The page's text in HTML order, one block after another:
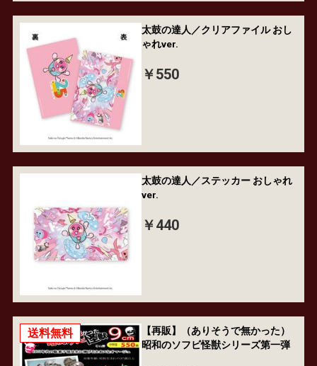
太鼓の達人／クリアファイル おし
ゃれver.
￥550
太鼓の達人／ステッカー おしゃれ
ver.
￥440
送料無料
【再販】（ありそうで無かった）
昭和のソフビ怪獣シリーズ第一弾